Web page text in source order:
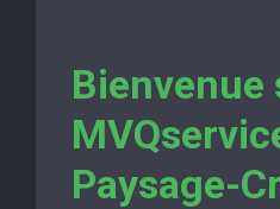
Bienvenue
Paysage-